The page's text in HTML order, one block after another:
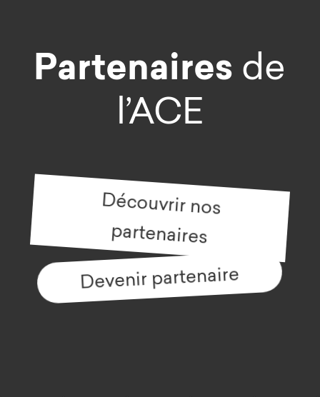
Partenaires de
l’ACE
Découvrir nos
partenaires
Devenir partenaire